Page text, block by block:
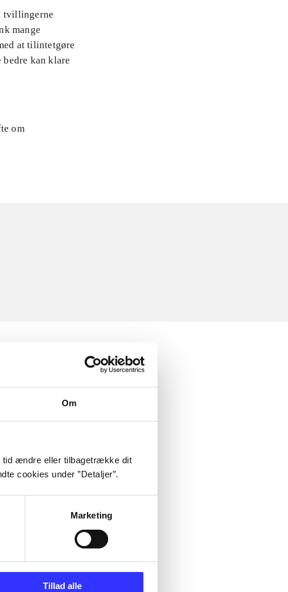
Om
tid ændre eller tilbagetrække dit
cookies under ”Detaljer”.
Marketing
Tillad alle
tvillingerne
mange
at tilintetgøre
kan klare
om